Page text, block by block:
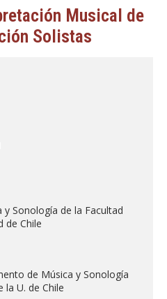
Egresadas/os
Musical de
Solistas
Sonología de la Facultad
de Chile
de Música y Sonología
la U. de Chile